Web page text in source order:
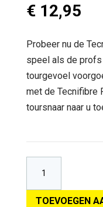
€12,95
Probeer nu de
speel als de profs
tourgevoel
met de Tecnifibre
toursnaar naar u
TOEVOEGEN